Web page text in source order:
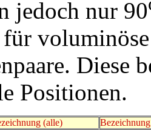
jedoch nur 90
Diese
Positionen.
(alle)